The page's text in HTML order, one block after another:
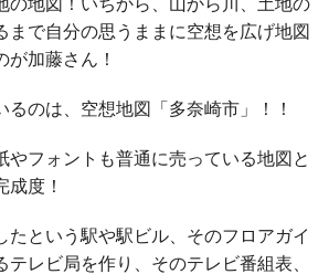
まで自分の思うままに空想を広げ地図
が加藤さん！
るのは、空想地図「多奈崎市」！！
やフォントも普通に売っている地図と
成度！
たという駅や駅ビル、そのフロアガイ
テレビ局を作り、そのテレビ番組表、